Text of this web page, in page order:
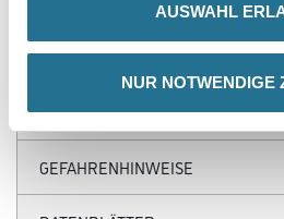
AUSWAHL
NUR NOTWENDIGE
ZUSATZINFOS
GEFAHRENHINWEISE